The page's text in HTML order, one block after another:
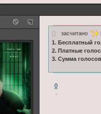
засчитано
1. Бесплатный
2. Платные
3. Сумма
0